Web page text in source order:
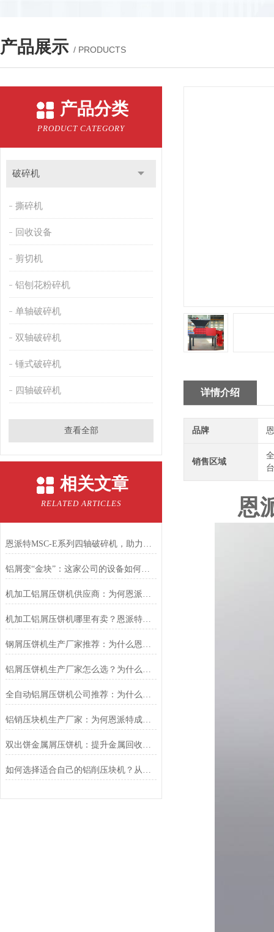
产品展示 / PRODUCTS
产品分类
PRODUCT CATEGORY
破碎机
撕碎机
回收设备
剪切机
铝刨花粉碎机
单轴破碎机
双轴破碎机
锤式破碎机
四轴破碎机
查看全部
相关文章
RELATED ARTICLES
恩派特MSC-E系列四轴破碎机，助力固废回收从高难度走向高效率！
铝屑变“金块”：这家公司的设备如何让废料年增值千万？
机加工铝屑压饼机供应商：为何恩派特是您的优选合作伙伴
机加工铝屑压饼机哪里有卖？恩派特品牌是您的明智之选！
钢屑压饼机生产厂家推荐：为什么恩派特是您值得信赖的选择？
铝屑压饼机生产厂家怎么选？为什么恩派特正在成为行业“优选”
全自动铝屑压饼机公司推荐：为什么恩派特是您的理想选择？
铝销压块机生产厂家：为何恩派特成为行业优选？
双出饼金属屑压饼机：提升金属回收效率的利器
如何选择适合自己的铝削压块机？从产能到效益，这篇选购指南给你讲透
详情介绍
品牌
销售区域
恩